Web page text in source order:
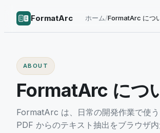
FormatArc ホーム/FormatArc につ
ABOUT
FormatArc につ
FormatArc は、日常の開発作業で使
PDF からのテキスト抽出をブラウザ